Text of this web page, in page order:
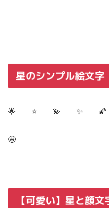
星のシンプル絵文字
🌟 ⭐ 💫 ✨
🤩
【可愛い】星と顔文